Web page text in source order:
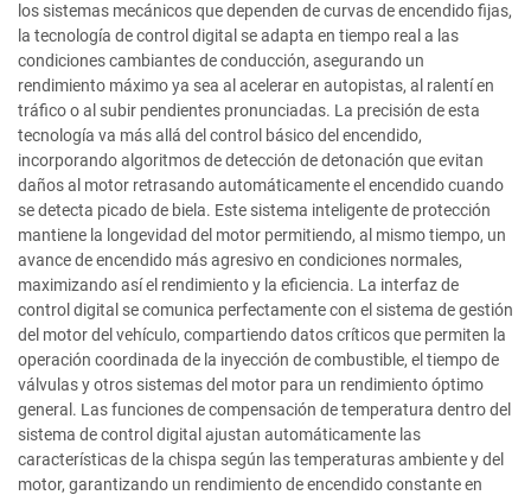
los sistemas mecánicos que dependen de curvas de encendido fijas,
la tecnología de control digital se adapta en tiempo real a las
condiciones cambiantes de conducción, asegurando un
rendimiento máximo ya sea al acelerar en autopistas, al ralentí en
tráfico o al subir pendientes pronunciadas. La precisión de esta
tecnología va más allá del control básico del encendido,
incorporando algoritmos de detección de detonación que evitan
daños al motor retrasando automáticamente el encendido cuando
se detecta picado de biela. Este sistema inteligente de protección
mantiene la longevidad del motor permitiendo, al mismo tiempo, un
avance de encendido más agresivo en condiciones normales,
maximizando así el rendimiento y la eficiencia. La interfaz de
control digital se comunica perfectamente con el sistema de gestión
del motor del vehículo, compartiendo datos críticos que permiten la
operación coordinada de la inyección de combustible, el tiempo de
válvulas y otros sistemas del motor para un rendimiento óptimo
general. Las funciones de compensación de temperatura dentro del
sistema de control digital ajustan automáticamente las
características de la chispa según las temperaturas ambiente y del
motor, garantizando un rendimiento de encendido constante en